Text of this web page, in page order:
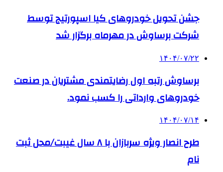
جشن تحویل خودروهای کیا اسپورتیج توسط
شرکت برساوش در مهرماه برگزار شد
۱۴۰۴/۰۷/۲۲
برساوش رتبه اول رضایتمندی مشتریان در صنعت
خودروهای وارداتی را کسب نمود.
۱۴۰۴/۰۷/۱۴
طرح انصار ویژه سربازان با ۸ سال غیبت/محل ثبت
نام